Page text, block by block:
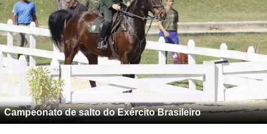
Campeonato de salto do Exército Brasileiro